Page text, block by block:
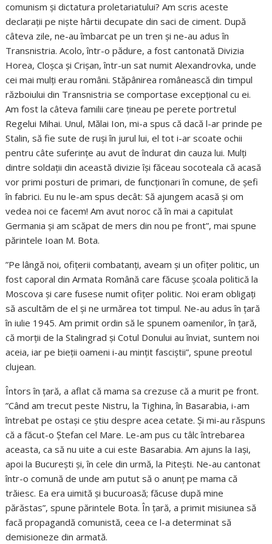
comunism și dictatura proletariatului? Am scris aceste
declarații pe niște hârtii decupate din saci de ciment. După
câteva zile, ne-au îmbarcat pe un tren și ne-au adus în
Transnistria. Acolo, într-o pădure, a fost cantonată Divizia
Horea, Cloșca și Crișan, într-un sat numit Alexandrovka, unde
cei mai mulți erau români. Stăpânirea românească din timpul
războiului din Transnistria se comportase excepțional cu ei.
Am fost la câteva familii care țineau pe perete portretul
Regelui Mihai. Unul, Mălai Ion, mi-a spus că dacă l-ar prinde pe
Stalin, să fie sute de ruși în jurul lui, el tot i-ar scoate ochii
pentru câte suferințe au avut de îndurat din cauza lui. Mulți
dintre soldații din această divizie își făceau socoteala că acasă
vor primi posturi de primari, de funcționari în comune, de șefi
în fabrici. Eu nu le-am spus decât: Să ajungem acasă și om
vedea noi ce facem! Am avut noroc că în mai a capitulat
Germania și am scăpat de mers din nou pe front”, mai spune
părintele Ioan M. Bota.
”Pe lângă noi, ofițerii combatanți, aveam și un ofițer politic, un
fost caporal din Armata Română care făcuse școala politică la
Moscova și care fusese numit ofițer politic. Noi eram obligați
să ascultăm de el și ne urmărea tot timpul. Ne-au adus în țară
în iulie 1945. Am primit ordin să le spunem oamenilor, în țară,
că morții de la Stalingrad și Cotul Donului au înviat, suntem noi
aceia, iar pe bieții oameni i-au mințit fasciștii”, spune preotul
clujean.
Întors în țară, a aflat că mama sa crezuse că a murit pe front.
”Când am trecut peste Nistru, la Tighina, în Basarabia, i-am
întrebat pe ostași ce știu despre acea cetate. Și mi-au răspuns
că a făcut-o Ștefan cel Mare. Le-am pus cu tâlc întrebarea
aceasta, ca să nu uite a cui este Basarabia. Am ajuns la Iași,
apoi la București și, în cele din urmă, la Pitești. Ne-au cantonat
într-o comună de unde am putut să o anunț pe mama că
trăiesc. Ea era uimită și bucuroasă; făcuse după mine
părăstas”, spune părintele Bota. În țară, a primit misiunea să
facă propagandă comunistă, ceea ce l-a determinat să
demisioneze din armată.